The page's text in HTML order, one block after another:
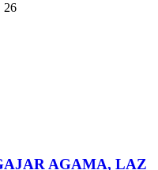
26
AGAMA, LAZ